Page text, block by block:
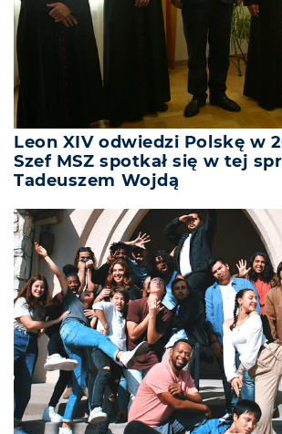
Leon XIV odwiedzi Polskę w
Szef MSZ spotkał się w tej
Tadeuszem Wojdą